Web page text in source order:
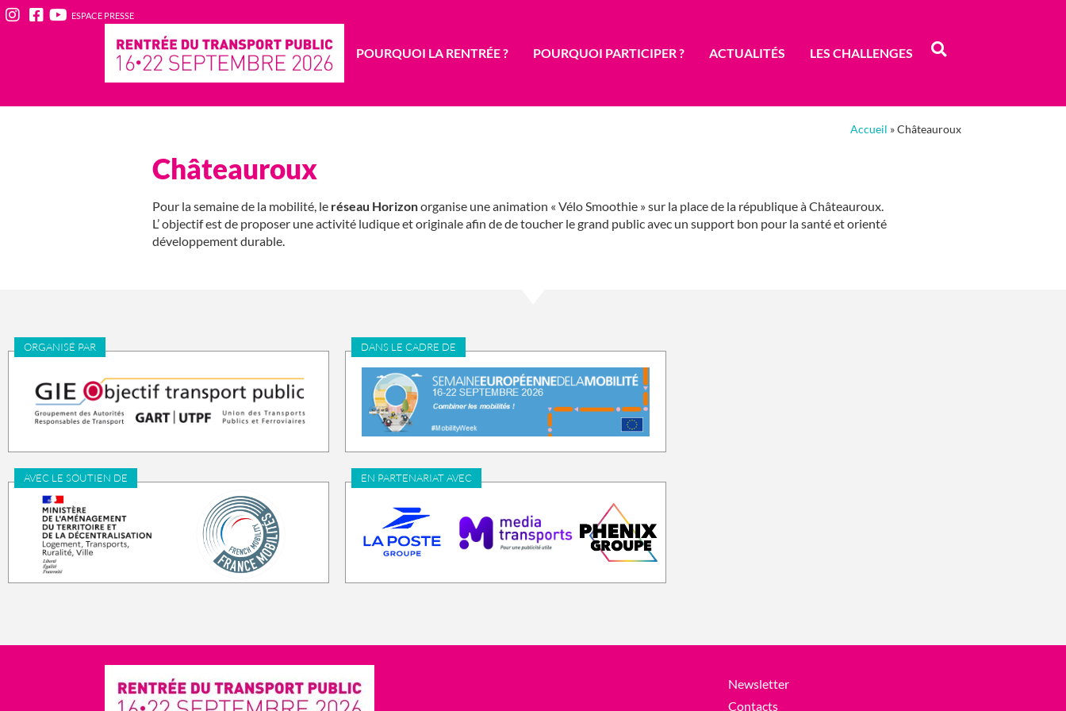
ESPACE PRESSE
POURQUOI LA RENTRÉE ? POURQUOI PARTICIPER ? ACTUALITÉS LES CHALLENGES
Accueil »Châteauroux
Châteauroux
Pour la semaine de la mobilité, le réseau Horizonorganise une animation « Vélo Smoothie » sur la place de la république à Châteauroux.
L’ objectif est de proposer une activité ludique et originale afin de de toucher le grand public avec un support bon pour la santé et orienté
développement durable.
ORGANISÉ PAR DANS LE CADRE DE
AVEC LE SOUTIEN DE EN PARTENARIAT AVEC
Newsletter
Contacts